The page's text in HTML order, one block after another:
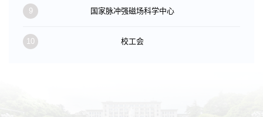
9 国家脉冲强磁场科学中心
10 校工会